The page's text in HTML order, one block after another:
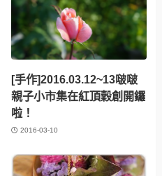
[手作]2016.03.12~13啵啵
親子小市集在紅頂穀創開鑼
啦！
2016-03-10